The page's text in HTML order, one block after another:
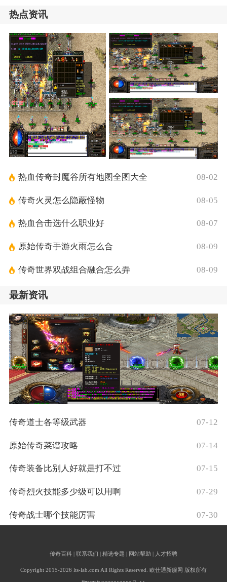
热点资讯
热血传奇封魔谷所有地图全图大全 08-02
传奇火灵怎么隐蔽怪物 08-05
热血合击选什么职业好 08-07
原始传奇手游火雨怎么合 08-09
传奇世界双战组合融合怎么弄 08-09
最新资讯
传奇道士各等级武器 07-12
原始传奇菜谱攻略 07-14
传奇装备比别人好就是打不过 07-15
传奇烈火技能多少级可以用啊 07-29
传奇战士哪个技能厉害 07-30
传奇百科 | 联系我们 | 精选专题 | 网站帮助 | 人才招聘
Copyright 2015-2026 lts-lab.com All Rights Reserved. 欧仕通新服网 版权所有